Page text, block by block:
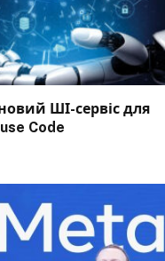
ШІ-сервіс для
Code